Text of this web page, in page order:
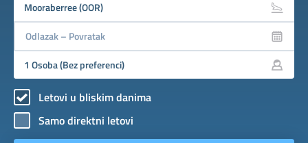
Letovi u bliskim danima
Samo direktni letovi